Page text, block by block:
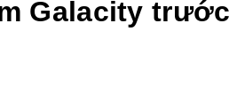
Galacity trước